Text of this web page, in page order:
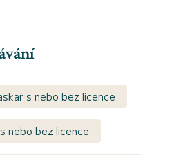
s nebo bez licence
nebo bez licence